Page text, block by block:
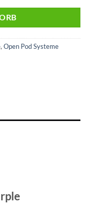
, Open Pod Systeme